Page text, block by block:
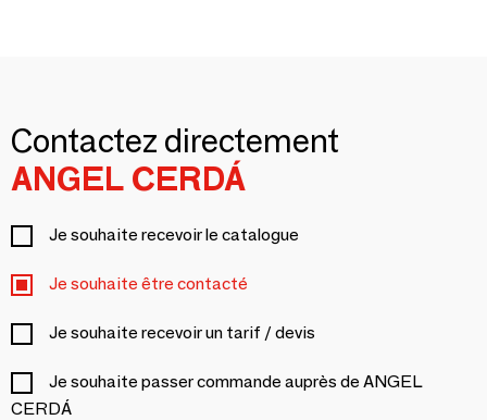
Contactez directement
ANGEL CERDÁ
Je souhaite recevoir le catalogue
Je souhaite être contacté
Je souhaite recevoir un tarif / devis
Je souhaite passer commande auprès de ANGEL
CERDÁ